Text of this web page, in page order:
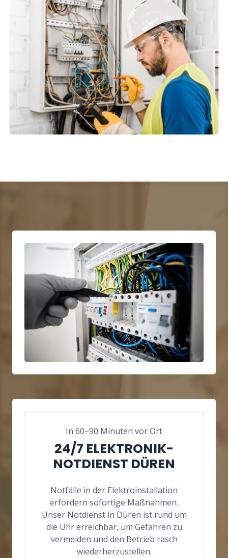
In 60–90 Minuten vor Ort
24/7 ELEKTRONIK-
NOTDIENST DÜREN
Notfälle in der Elektroinstallation
erfordern sofortige Maßnahmen.
Unser Notdienst in Düren ist rund um
die Uhr erreichbar, um Gefahren zu
vermeiden und den Betrieb rasch
wiederherzustellen.